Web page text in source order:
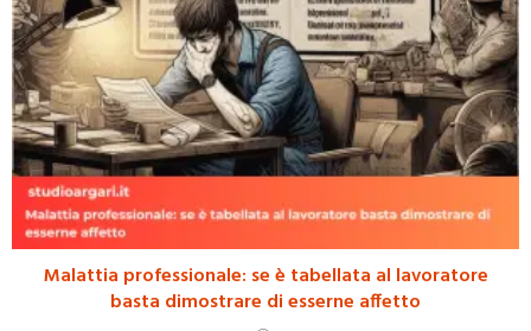
Malattia professionale: se è tabellata al lavoratore
basta dimostrare di esserne affetto